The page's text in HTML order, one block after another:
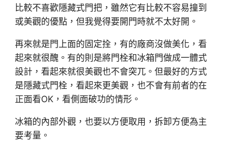
比較不喜歡隱藏式門把，雖然它有比較不容易撞到
或美觀的優點，但我覺得要開門時就不太好開。
再來就是門上面的固定拴，有的廠商沒做美化，看
起來就很醜。有的則是將門栓和冰箱門做成一體式
設計，看起來就很美觀也不會突兀。但最好的方式
是隱藏式門栓，看起來更美觀，也不會有前者的在
正面看OK，看側面破功的情形。
冰箱的內部外觀，也要以方便取用，拆卸方便為主
要考量。